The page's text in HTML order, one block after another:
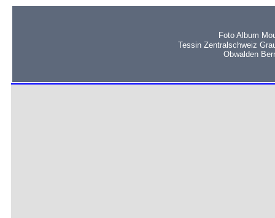
Foto Album
Tessin Zentralschweiz
Obwalden